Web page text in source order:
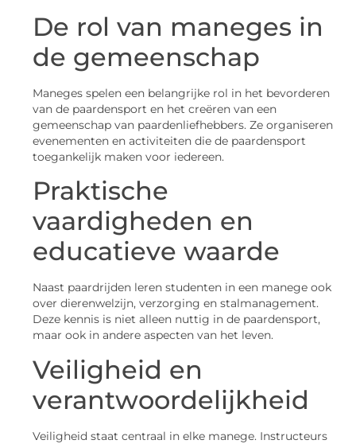
De rol van maneges in
de gemeenschap
Maneges spelen een belangrijke rol in het bevorderen
van de paardensport en het creëren van een
gemeenschap van paardenliefhebbers. Ze organiseren
evenementen en activiteiten die de paardensport
toegankelijk maken voor iedereen.
Praktische
vaardigheden en
educatieve waarde
Naast paardrijden leren studenten in een manege ook
over dierenwelzijn, verzorging en stalmanagement.
Deze kennis is niet alleen nuttig in de paardensport,
maar ook in andere aspecten van het leven.
Veiligheid en
verantwoordelijkheid
Veiligheid staat centraal in elke manege. Instructeurs